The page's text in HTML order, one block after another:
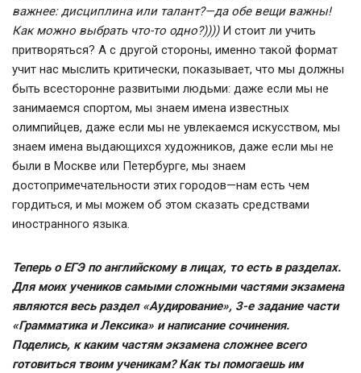
важнее: дисциплина или талант?—да обе вещи важны!
Как можно выбрать что-то одно?)))) И стоит ли учить
притворяться? А с другой стороны, именно такой формат
учит нас мыслить критически, показывает, что мы должны
быть всесторонне развитыми людьми: даже если мы не
занимаемся спортом, мы знаем имена известных
олимпийцев, даже если мы не увлекаемся искусством, мы
знаем имена выдающихся художников, даже если мы не
были в Москве или Петербурге, мы знаем
достопримечательности этих городов—нам есть чем
гордиться, и мы можем об этом сказать средствами
иностранного языка.
Теперь о ЕГЭ по английскому в лицах, то есть в разделах.
Для моих учеников самыми сложными частями экзамена
являются весь раздел «Аудирование», 3-е задание части
«Грамматика и Лексика» и написание сочинения.
Поделись, к каким частям экзамена сложнее всего
готовиться твоим ученикам? Как ты помогаешь им